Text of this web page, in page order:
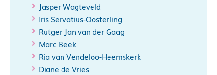
Jasper Wagteveld
Iris Servatius-Oosterling
Rutger Jan van der Gaag
Marc Beek
Ria van Vendeloo-Heemskerk
Diane de Vries